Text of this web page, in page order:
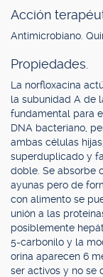
Acción
Antimicrobiano.
Propiedades.
La norfloxacina
la subunidad A de
fundamental para
DNA bacteriano,
ambas células
superduplicado y
doble. Se absorbe
ayunas pero de
con alimento se
unión a las
posiblemente
5-carbonilo y la
orina aparecen 6
ser activos y no se